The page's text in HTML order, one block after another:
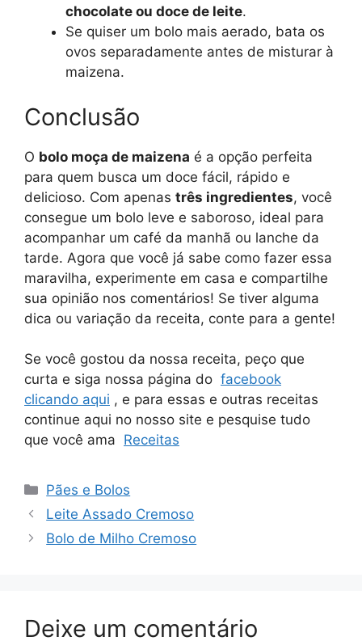
chocolate ou doce de leite.
Se quiser um bolo mais aerado, bata os
ovos separadamente antes de misturar à
maizena.
Conclusão
O bolo moça de maizena é a opção perfeita
para quem busca um doce fácil, rápido e
delicioso. Com apenas três ingredientes, você
consegue um bolo leve e saboroso, ideal para
acompanhar um café da manhã ou lanche da
tarde. Agora que você já sabe como fazer essa
maravilha, experimente em casa e compartilhe
sua opinião nos comentários! Se tiver alguma
dica ou variação da receita, conte para a gente!
Se você gostou da nossa receita, peço que
curta e siga nossa página do facebook
clicando aqui , e para essas e outras receitas
continue aqui no nosso site e pesquise tudo
que você ama Receitas
Categorias
Pães e Bolos
Leite Assado Cremoso
Bolo de Milho Cremoso
Deixe um comentário